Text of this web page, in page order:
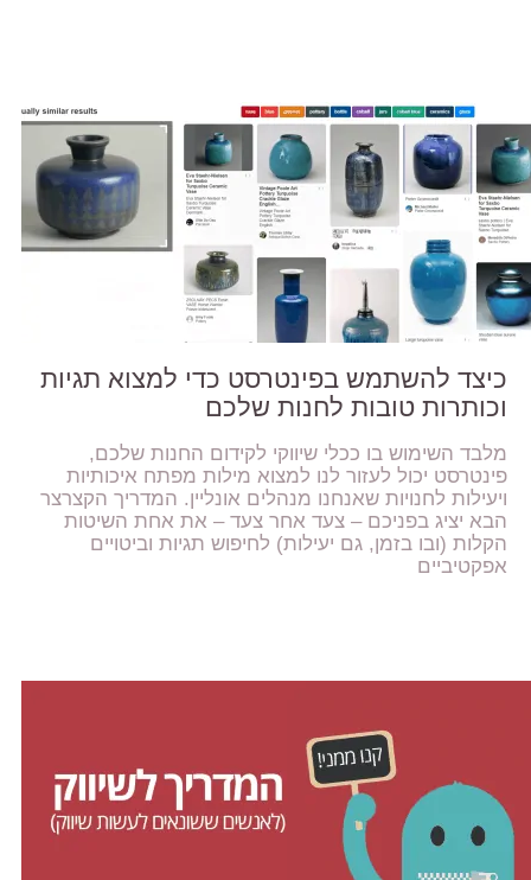
כיצד להשתמש בפינטרסט כדי למצוא תגיות
וכותרות טובות לחנות שלכם
מלבד השימוש בו ככלי שיווקי לקידום החנות שלכם,
פינטרסט יכול לעזור לנו למצוא מילות מפתח איכותיות
ויעילות לחנויות שאנחנו מנהלים אונליין. המדריך הקצרצר
הבא יציג בפניכם – צעד אחר צעד – את אחת השיטות
הקלות (ובו בזמן, גם יעילות) לחיפוש תגיות וביטויים
אפקטיביים